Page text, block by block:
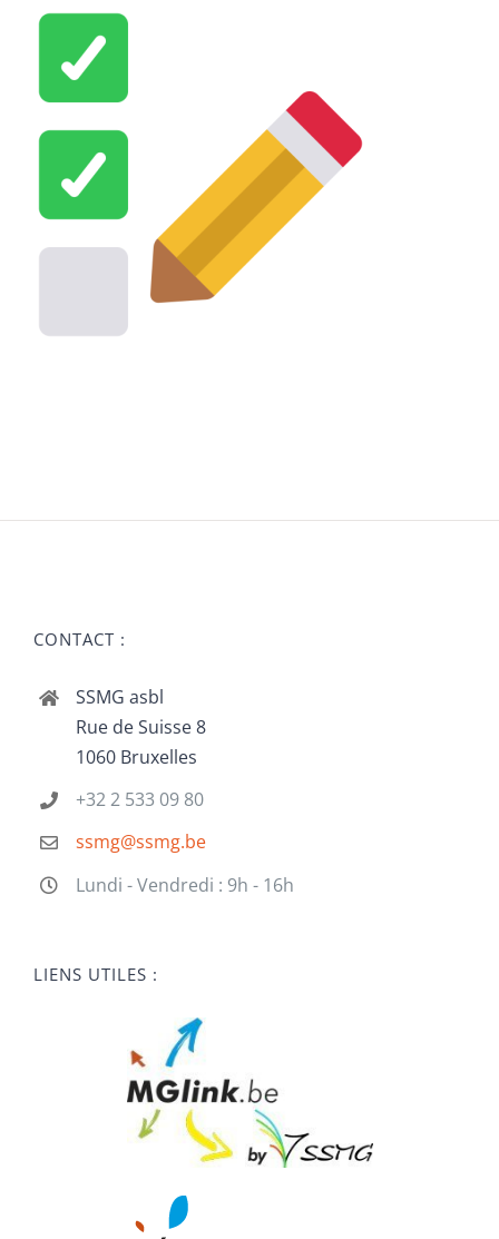
CONTACT :
SSMG asbl
Rue de Suisse 8
1060 Bruxelles
+32 2 533 09 80
ssmg@ssmg.be
Lundi - Vendredi : 9h - 16h
LIENS UTILES :